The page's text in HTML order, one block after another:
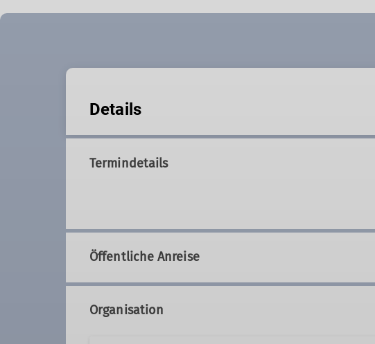
Details
Termindetails
Öffentliche Anreise
Organisation